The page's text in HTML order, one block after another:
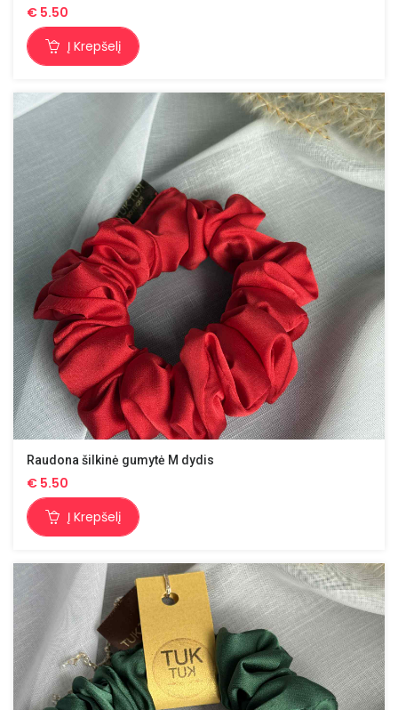
€ 5.50
Į Krepšelį
Raudona šilkinė gumytė M dydis
€ 5.50
Į Krepšelį